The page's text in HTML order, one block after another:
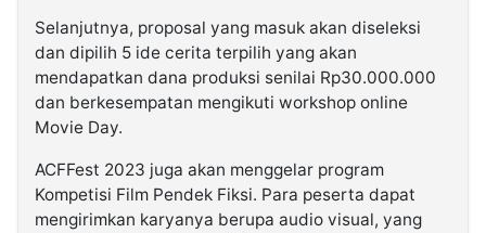
Selanjutnya, proposal yang masuk akan diseleksi
dan dipilih 5 ide cerita terpilih yang akan
mendapatkan dana produksi senilai Rp30.000.000
dan berkesempatan mengikuti workshop online
Movie Day.
ACFFest 2023 juga akan menggelar program
Kompetisi Film Pendek Fiksi. Para peserta dapat
mengirimkan karyanya berupa audio visual, yang